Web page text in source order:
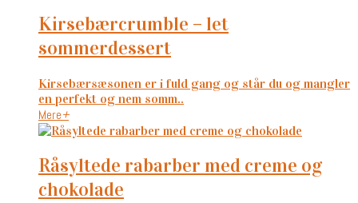
kirsebærcrumble – let
sommerdessert
Kirsebærsæsonen er i fuld gang og står du og mangler
en perfekt og nem somm..
Mere+
råsyltede rabarber med creme og
chokolade